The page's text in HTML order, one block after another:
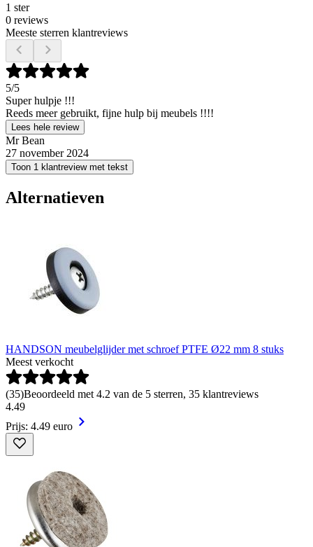
1 ster
0 reviews
Meeste sterren klantreviews
5/5
Super hulpje !!!
Reeds meer gebruikt, fijne hulp bij meubels !!!!
Lees hele review
Mr Bean
27 november 2024
Toon 1 klantreview met tekst
Alternatieven
HANDSON meubelglijder met schroef PTFE Ø22 mm 8 stuks
Meest verkocht
(35)Beoordeeld met 4.2 van de 5 sterren, 35 klantreviews
4.49
Prijs: 4.49 euro